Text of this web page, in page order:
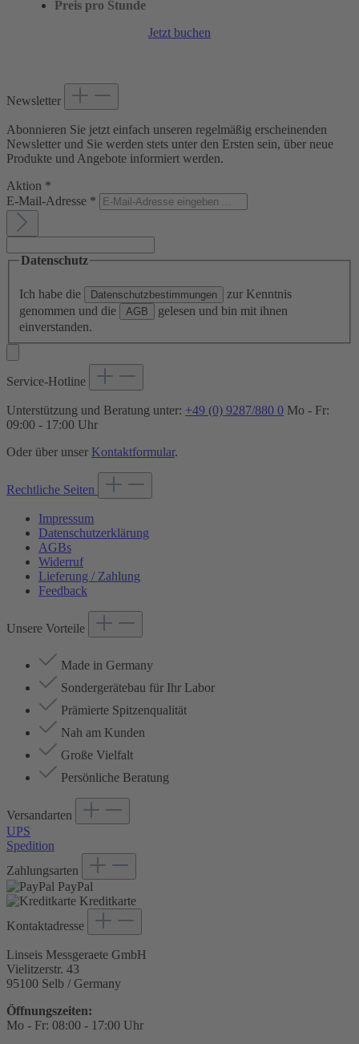
Preis pro Stunde
Jetzt buchen
Newsletter
Abonnieren Sie jetzt einfach unseren regelmäßig erscheinenden
Newsletter und Sie werden stets unter den Ersten sein, über neue
Produkte und Angebote informiert werden.
Aktion *
E-Mail-Adresse *
Datenschutz
Ich habe die Datenschutzbestimmungen
zur Kenntnis
genommen und die
AGB
gelesen und bin mit ihnen
einverstanden.
Service-Hotline
Unterstützung und Beratung unter: +49 (0) 9287/880 0 Mo - Fr:
09:00 - 17:00 Uhr
Oder über unser Kontaktformular.
Rechtliche Seiten
Impressum
Datenschutzerklärung
AGBs
Widerruf
Lieferung / Zahlung
Feedback
Unsere Vorteile
Made in Germany
Sondergerätebau für Ihr Labor
Prämierte Spitzenqualität
Nah am Kunden
Große Vielfalt
Persönliche Beratung
Versandarten
UPS
Spedition
Zahlungsarten
PayPal
Kreditkarte
Kontaktadresse
Linseis Messgeraete GmbH
Vielitzerstr. 43
95100 Selb / Germany
Öffnungszeiten:
Mo - Fr: 08:00 - 17:00 Uhr